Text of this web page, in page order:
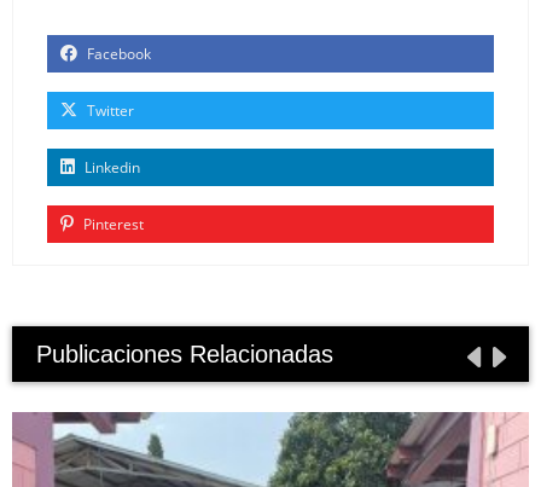
Facebook
Twitter
Linkedin
Pinterest
Publicaciones Relacionadas